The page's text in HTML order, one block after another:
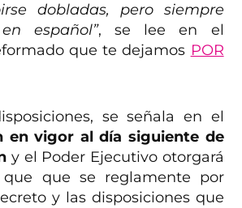
dobladas, pero siempre
español”, se lee en el
que te dejamos POR
se señala en el
en vigor al día siguiente de
y el Poder Ejecutivo otorgará
que se reglamente por
y las disposiciones que